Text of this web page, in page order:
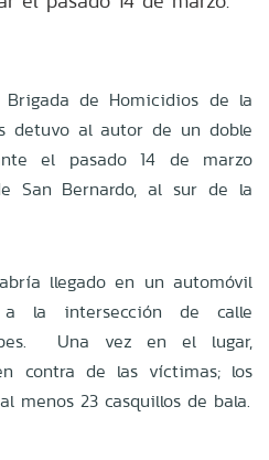
de Homicidios de la
detuvo al autor de un doble
el pasado 14 de marzo
San Bernardo, al sur de la
llegado en un automóvil
la intersección de calle
Una vez en el lugar,
contra de las víctimas; los
menos 23 casquillos de bala.